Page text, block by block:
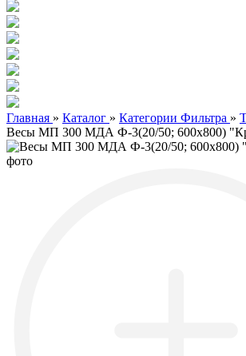
Главная » Каталог » Категории Фильтра »
Весы МП 300 МДА Ф-3(20/50; 600х800)